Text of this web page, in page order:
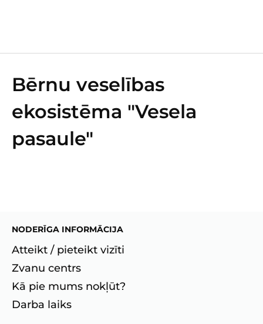
Bērnu veselības
ekosistēma "Vesela
pasaule"
NODERĪGA INFORMĀCIJA
Atteikt / pieteikt vizīti
Zvanu centrs
Kā pie mums nokļūt?
Darba laiks